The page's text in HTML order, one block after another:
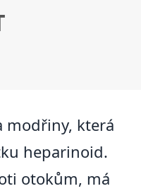
modřiny, která
heparinoid.
otokům, má